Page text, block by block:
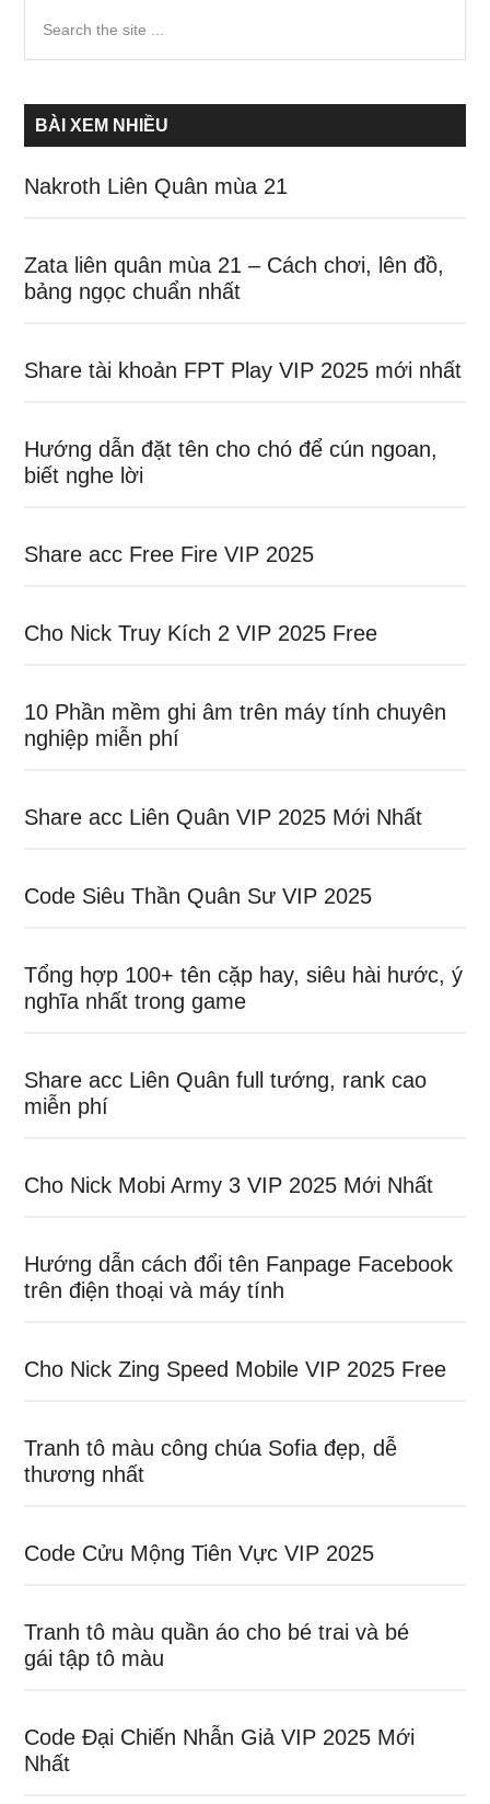
Sidebar
chính
the
BÀI XEM NHIỀU
Nakroth Liên Quân mùa 21
Zata liên quân mùa 21 – Cách chơi, lên đồ,
bảng ngọc chuẩn nhất
Share tài khoản FPT Play VIP 2025 mới nhất
Hướng dẫn đặt tên cho chó để cún ngoan,
biết nghe lời
Share acc Free Fire VIP 2025
Cho Nick Truy Kích 2 VIP 2025 Free
10 Phần mềm ghi âm trên máy tính chuyên
nghiệp miễn phí
Share acc Liên Quân VIP 2025 Mới Nhất
Code Siêu Thần Quân Sư VIP 2025
Tổng hợp 100+ tên cặp hay, siêu hài hước, ý
nghĩa nhất trong game
Share acc Liên Quân full tướng, rank cao
miễn phí
Cho Nick Mobi Army 3 VIP 2025 Mới Nhất
Hướng dẫn cách đổi tên Fanpage Facebook
trên điện thoại và máy tính
Cho Nick Zing Speed Mobile VIP 2025 Free
Tranh tô màu công chúa Sofia đẹp, dễ
thương nhất
Code Cửu Mộng Tiên Vực VIP 2025
Tranh tô màu quần áo cho bé trai và bé
gái tập tô màu
Code Đại Chiến Nhẫn Giả VIP 2025 Mới
Nhất